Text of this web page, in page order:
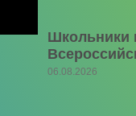
Школьники
06.08.2026